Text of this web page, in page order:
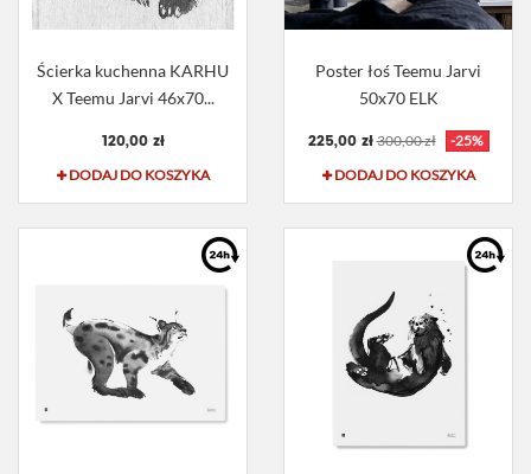
Ścierka kuchenna KARHU
X Teemu Jarvi 46x70...
120,00 zł
DODAJ DO KOSZYKA
Poster łoś Teemu Jarvi
50x70 ELK
225,00 zł 300,00 zł
-25%
DODAJ DO KOSZYKA